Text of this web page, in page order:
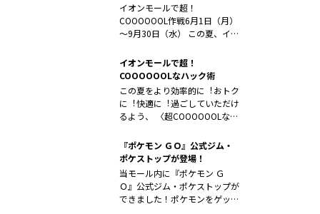
イオンモールで超！
COOOOOOL作戦6月1日（月）
～9月30日（水） この夏、イオ
イオンモールで超！
COOOOOOLなハック術
この夏をより効率的に︕おトク
に︕快適に︕過ごしていただけ
るよう、 〈超COOOOOOLなハ
『ポケモン ＧＯ』公式ジム・
ポケストップが登場！
当モール内に『ポケモン Ｇ
Ｏ』公式ジム・ポケストップが
できました！ポケモンをゲット